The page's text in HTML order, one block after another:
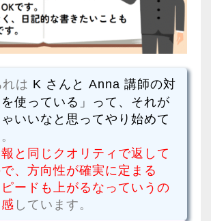
は K さんと Anna 講師の対
使っている」って、それが
いいなと思ってやり始めて
報と同じクオリティで返して
、方向性が確実に定まる
ードも上がるなっていうの
しています。